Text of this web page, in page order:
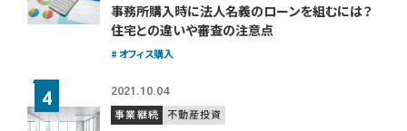
事務所購入時に法人名義のローンを組むには？
住宅との違いや審査の注意点
オフィス購入
2021.10.04
事業継続 不動産投資